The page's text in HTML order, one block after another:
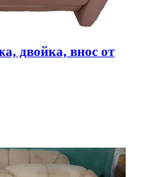
двойка, внос от